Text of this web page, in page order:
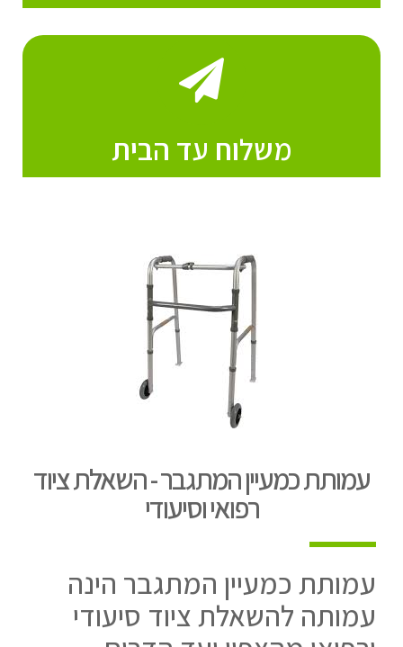
משלוח עד הבית
עמותת כמעיין המתגבר - השאלת ציוד
רפואי וסיעודי
עמותת כמעיין המתגבר הינה
עמותה להשאלת ציוד סיעודי